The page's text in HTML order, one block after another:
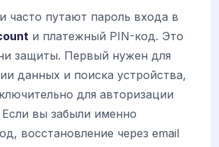
часто путают пароль входа в
и платежный PIN-код. Это
защиты. Первый нужен для
данных и поиска устройства,
для авторизации
Если вы забыли именно
восстановление через email